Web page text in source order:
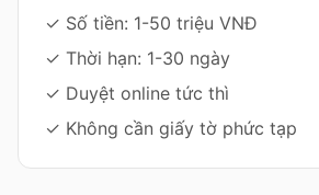
✓ Số tiền: 1-50 triệu VNĐ
✓ Thời hạn: 1-30 ngày
✓ Duyệt online tức thì
✓ Không cần giấy tờ phức tạp